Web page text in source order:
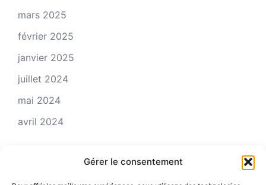
Gérer le consentement
mars 2025
février 2025
janvier 2025
juillet 2024
mai 2024
avril 2024